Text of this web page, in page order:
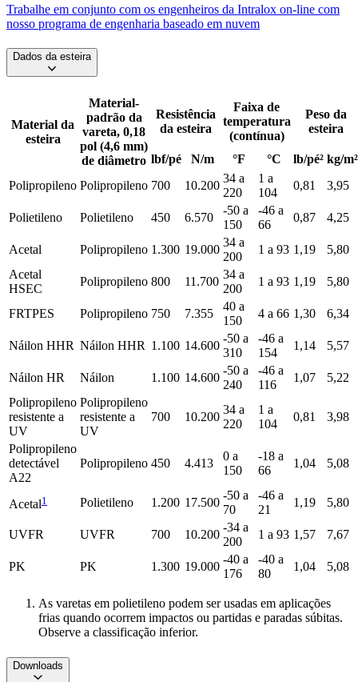
Trabalhe em conjunto com os engenheiros da Intralox on-line com
nosso programa de engenharia baseado em nuvem
Dados da esteira
Material da
esteira
Material-
padrão da
vareta, 0,18
pol (4,6 mm)
de diâmetro
Resistência
da esteira
Faixa de
temperatura
(contínua)
Peso da
esteira
lbf/pé N/m °F °C lb/pé² kg/m²
Polipropileno Polipropileno 700 10.200
34 a
220
1 a
104
0,81 3,95
Polietileno Polietileno 450 6.570
-50 a
150
-46 a
66
0,87 4,25
Acetal Polipropileno 1.300 19.000
34 a
200
1 a 93 1,19
5,80
Acetal
HSEC
Polipropileno 800 11.700
34 a
200
1 a 93 1,19 5,80
FR­TPES Polipropileno 750 7.355
40 a
150
4 a 66 1,30 6,34
Náilon HHR Náilon HHR 1.100 14.600
-50 a
310
-46 a
154
1,14 5,57
Náilon HR Náilon 1.100 14.600
-50 a
240
-46 a
116
1,07
5,22
Polipropileno
resistente a
UV
Polipropileno
resistente a
UV
700 10.200
34 a
220
1 a
104
0,81 3,98
Polipropileno
detectável
A22
Polipropileno 450 4.413
0 a
150
-18 a
66
1,04 5,08
Acetal1 Polietileno 1.200 17.500
-50 a
70
-46 a
21
1,19 5,80
UVFR UVFR 700 10.200
-34 a
200
1 a 93 1,57 7,67
PK PK 1.300 19.000
-40 a
176
-40 a
80
1,04 5,08
As varetas em polietileno podem ser usadas em aplicações
frias quando ocorrem impactos ou partidas e paradas súbitas.
Observe a classificação inferior.
Downloads